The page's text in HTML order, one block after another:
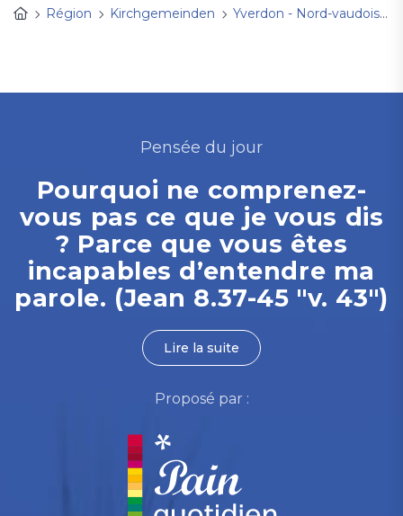
Région
Kirchgemeinden Yverdon - Nord-vaudois
Pensée du jour
Pourquoi ne comprenez-
vous pas ce que je vous dis
? Parce que vous êtes
incapables d’entendre ma
parole. (Jean 8.37-45 "v. 43")
Lire la suite
Proposé par :